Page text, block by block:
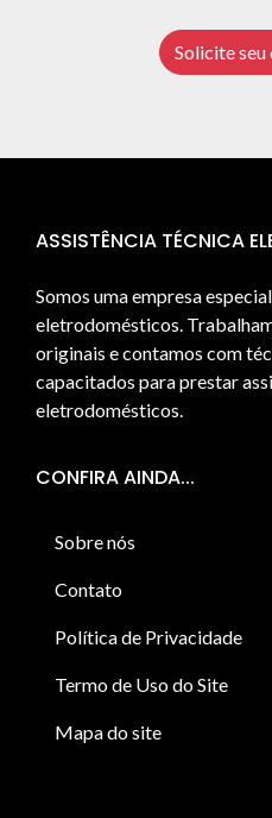
Solicite
ASSISTÊNCIA TÉCNICA
Somos uma empresa
eletrodomésticos.
originais e contamos com
capacitados para prestar
eletrodomésticos.
CONFIRA AINDA...
Sobre nós
Contato
Política de Privacidade
Termo de Uso do Site
Mapa do site